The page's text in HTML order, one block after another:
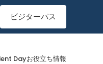
ビジターパス
Dayお役立ち情報